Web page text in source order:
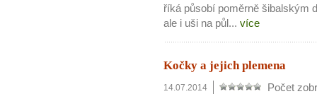
říká působí poměrně šibalským
ale i uši na půl... více
Kočky a jejich plemena
14.07.2014
Počet